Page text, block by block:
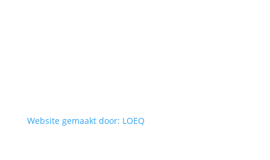
Website gemaakt door: LOEQ